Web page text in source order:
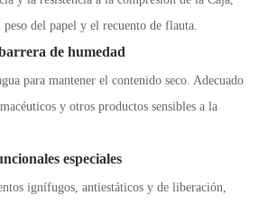
del papel y el recuento de flauta.
de humedad
para mantener el contenido seco. Adecuado
y otros productos sensibles a la
especiales
ignífugos, antiestáticos y de liberación,